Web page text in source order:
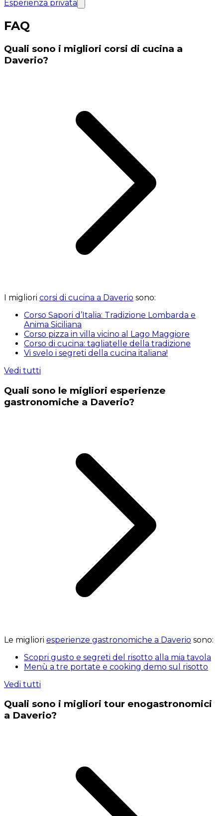
Esperienza privata
FAQ
Quali sono i migliori corsi di cucina a
Daverio?
I migliori corsi di cucina a Daverio sono:
Corso Sapori d’Italia: Tradizione Lombarda e
Anima Siciliana
Corso pizza in villa vicino al Lago Maggiore
Corso di cucina: tagliatelle della tradizione
Vi svelo i segreti della cucina italiana!
Vedi tutti
Quali sono le migliori esperienze
gastronomiche a Daverio?
Le migliori esperienze gastronomiche a Daverio sono:
Scopri gusto e segreti del risotto alla mia tavola
Menù a tre portate e cooking demo sul risotto
Vedi tutti
Quali sono i migliori tour enogastronomici
a Daverio?